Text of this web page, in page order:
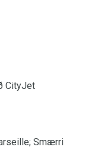
CityJet
Smærri